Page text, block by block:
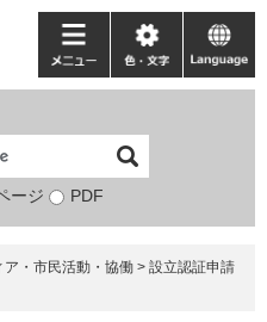
検
象
ージ PDF
メ
ニ
ー
色・
文
language
ア・市民活動・協働 > 設立認証申請